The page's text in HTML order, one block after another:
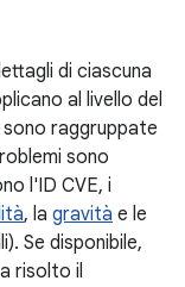
di ciascuna
al livello del
raggruppate
sono
l'ID CVE, i
, la gravità e le
Se disponibile,
risolto il